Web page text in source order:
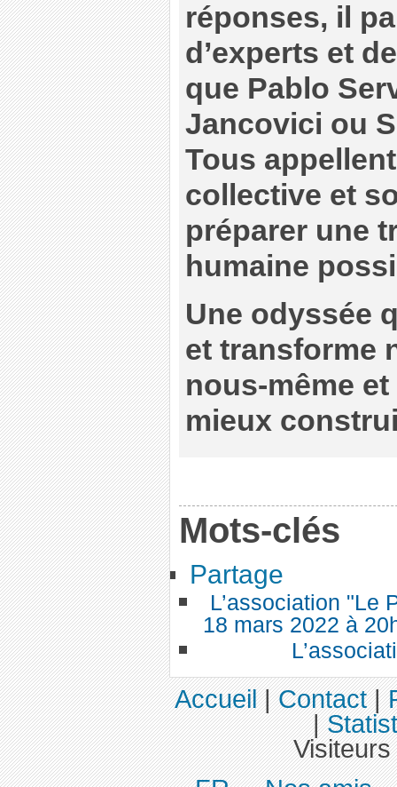
réponses, il
d’experts et
que Pablo
Jancovici ou
Tous
collective et
préparer une
humaine
Une odyssée
et transforme
nous-même
mieux
Mots-clés
Partage
L’association "Le
18 mars 2022 à
Accueil|Contact|
|